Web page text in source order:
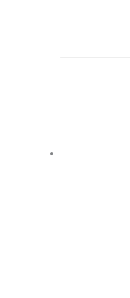
Текстовый поиск